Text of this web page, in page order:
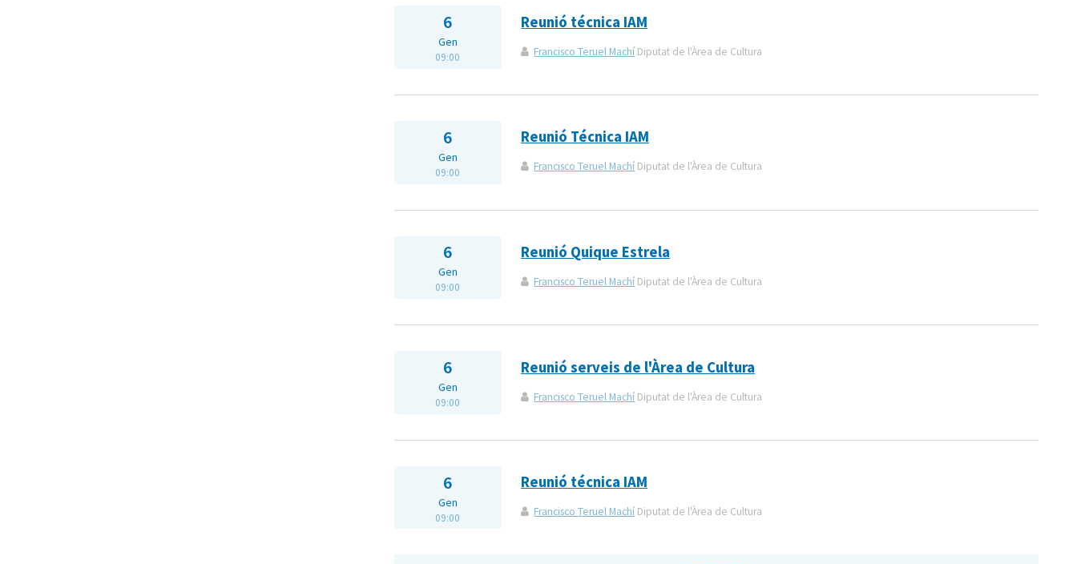
6
Gen
09:00
Reunió técnica IAM
Francisco Teruel Machí Diputat de l'Àrea de Cultura
6
Gen
09:00
Reunió Técnica IAM
Francisco Teruel Machí Diputat de l'Àrea de Cultura
6
Gen
09:00
Reunió Quique Estrela
Francisco Teruel Machí Diputat de l'Àrea de Cultura
6
Gen
09:00
Reunió serveis de l'Àrea de Cultura
Francisco Teruel Machí Diputat de l'Àrea de Cultura
6
Gen
09:00
Reunió técnica IAM
Francisco Teruel Machí Diputat de l'Àrea de Cultura